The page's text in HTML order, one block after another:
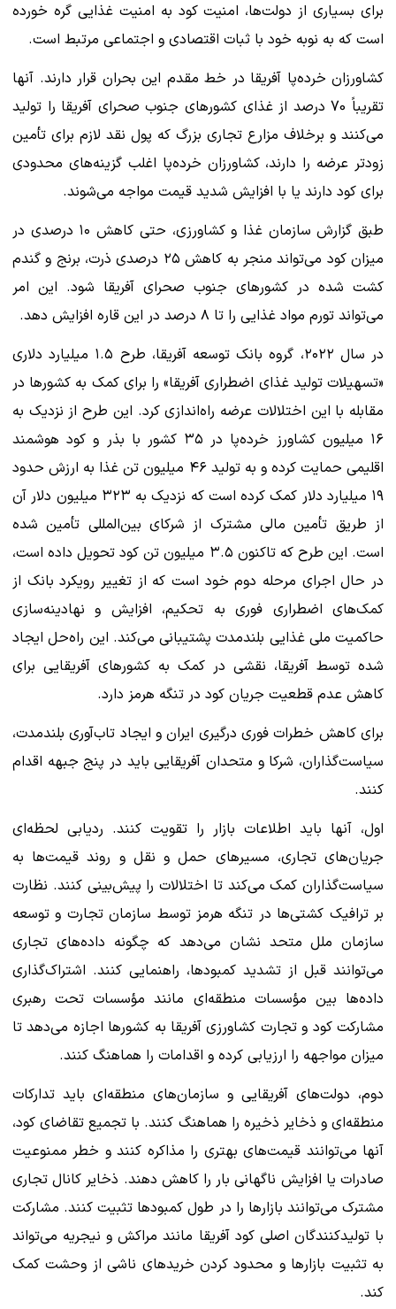
برای بسیاری از دولت‌ها، امنیت کود به امنیت غذایی گره خورده
است که به نوبه خود با ثبات اقتصادی و اجتماعی مرتبط است.
کشاورزان خرده‌پا آفریقا در خط مقدم این بحران قرار دارند. آنها
تقریباً 70 درصد از غذای کشورهای جنوب صحرای آفریقا را تولید
می‌کنند و برخلاف مزارع تجاری بزرگ که پول نقد لازم برای تأمین
زودتر عرضه را دارند، کشاورزان خرده‌پا اغلب گزینه‌های محدودی
برای کود دارند یا با افزایش شدید قیمت مواجه می‌شوند.
طبق گزارش سازمان غذا و کشاورزی، حتی کاهش ۱۰ درصدی در
میزان کود می‌تواند منجر به کاهش ۲۵ درصدی ذرت، برنج و گندم
کشت شده در کشورهای جنوب صحرای آفریقا شود. این امر
می‌تواند تورم مواد غذایی را تا ۸ درصد در این قاره افزایش دهد.
در سال ۲۰۲۲، گروه بانک توسعه آفریقا، طرح ۱.۵ میلیارد دلاری
«تسهیلات تولید غذای اضطراری آفریقا» را برای کمک به کشورها در
مقابله با این اختلالات عرضه راه‌اندازی کرد. این طرح از نزدیک به
۱۶ میلیون کشاورز خرده‌پا در ۳۵ کشور با بذر و کود هوشمند
اقلیمی حمایت کرده و به تولید ۴۶ میلیون تن غذا به ارزش حدود
۱۹ میلیارد دلار کمک کرده است که نزدیک به ۳۲۳ میلیون دلار آن
از طریق تأمین مالی مشترک از شرکای بین‌المللی تأمین شده
است. این طرح که تاکنون ۳.۵ میلیون تن کود تحویل داده است،
در حال اجرای مرحله دوم خود است که از تغییر رویکرد بانک از
کمک‌های اضطراری فوری به تحکیم، افزایش و نهادینه‌سازی
حاکمیت ملی غذایی بلندمدت پشتیبانی می‌کند. این راه‌حل ایجاد
شده توسط آفریقا، نقشی در کمک به کشورهای آفریقایی برای
کاهش عدم قطعیت جریان کود در تنگه هرمز دارد.
برای کاهش خطرات فوری درگیری ایران و ایجاد تاب‌آوری بلندمدت،
سیاست‌گذاران، شرکا و متحدان آفریقایی باید در پنج جبهه اقدام
کنند.
اول، آنها باید اطلاعات بازار را تقویت کنند. ردیابی لحظه‌ای
جریان‌های تجاری، مسیرهای حمل و نقل و روند قیمت‌ها به
سیاست‌گذاران کمک می‌کند تا اختلالات را پیش‌بینی کنند. نظارت
بر ترافیک کشتی‌ها در تنگه هرمز توسط سازمان تجارت و توسعه
سازمان ملل متحد نشان می‌دهد که چگونه داده‌های تجاری
می‌توانند قبل از تشدید کمبودها، راهنمایی کنند. اشتراک‌گذاری
داده‌ها بین مؤسسات منطقه‌ای مانند مؤسسات تحت رهبری
مشارکت کود و تجارت کشاورزی آفریقا به کشورها اجازه می‌دهد تا
میزان مواجهه را ارزیابی کرده و اقدامات را هماهنگ کنند.
دوم، دولت‌های آفریقایی و سازمان‌های منطقه‌ای باید تدارکات
منطقه‌ای و ذخایر ذخیره را هماهنگ کنند. با تجمیع تقاضای کود،
آنها می‌توانند قیمت‌های بهتری را مذاکره کنند و خطر ممنوعیت
صادرات یا افزایش ناگهانی بار را کاهش دهند. ذخایر کانال تجاری
مشترک می‌توانند بازارها را در طول کمبودها تثبیت کنند. مشارکت
با تولیدکنندگان اصلی کود آفریقا مانند مراکش و نیجریه می‌تواند
به تثبیت بازارها و محدود کردن خریدهای ناشی از وحشت کمک
کند.